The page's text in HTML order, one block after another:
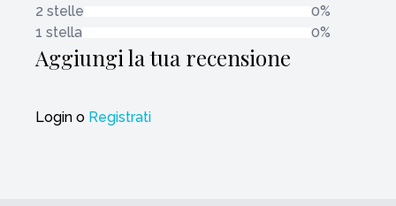
2 stelle
0%
1 stella
0%
Aggiungi la tua recensione
Login o Registrati